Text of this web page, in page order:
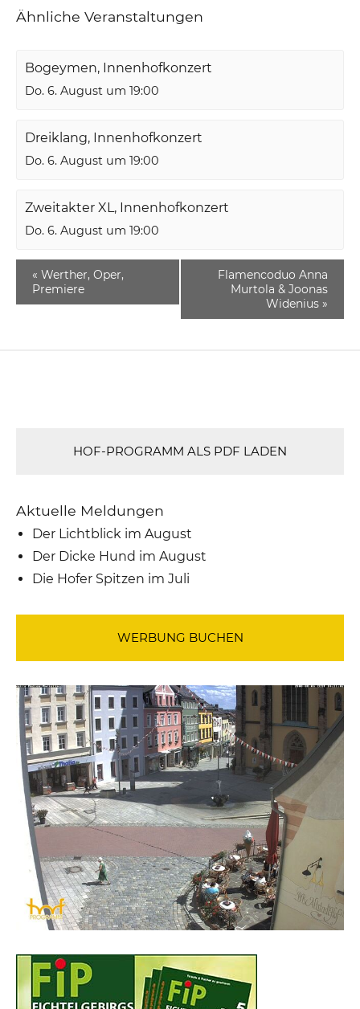
Ähnliche Veranstaltungen
Bogeymen, Innenhofkonzert
Do. 6. August um 19:00
Dreiklang, Innenhofkonzert
Do. 6. August um 19:00
Zweitakter XL, Innenhofkonzert
Do. 6. August um 19:00
« Werther, Oper,
Premiere
Flamencoduo Anna
Murtola & Joonas
Widenius »
HOF-PROGRAMM ALS PDF LADEN
Aktuelle Meldungen
Der Lichtblick im August
Der Dicke Hund im August
Die Hofer Spitzen im Juli
WERBUNG BUCHEN